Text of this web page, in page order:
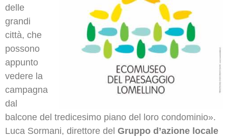
delle
grandi
città, che
possono
appunto
vedere la
campagna
dal
balcone del tredicesimo piano del loro condominio».
Luca Sormani, direttore del Gruppo d’azione locale